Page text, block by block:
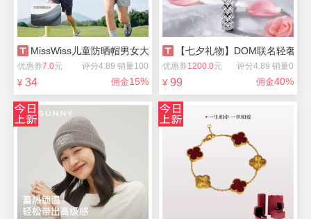
MissWiss儿童防晒帽男女大帽檐防紫外线夏季
优惠券7.0元 评分4.89 销量100
¥ 34 佣金15%
【七夕礼物】DOM联名轻奢
优惠券1200.0元 评分4.89 销量0
¥ 99 佣金40%